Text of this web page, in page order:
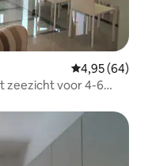
Gemiddelde
4,95 (64)
zeezicht voor 4-6